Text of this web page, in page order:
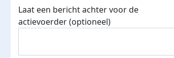
Laat een bericht achter voor de
actievoerder (optioneel)